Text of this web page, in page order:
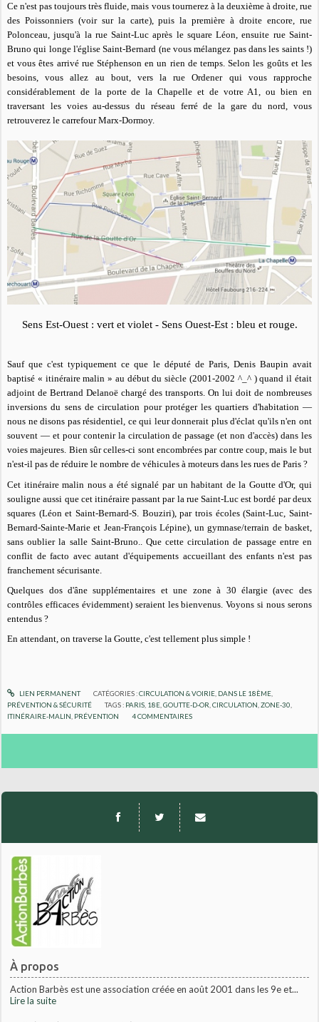
À propos
Action Barbès est une association créée en août 2001 dans les 9e et...
Lire la suite
Ce n'est pas toujours très fluide, mais vous tournerez à la deuxième à droite, rue
des Poissonniers (voir sur la carte), puis la première à droite encore, rue
Polonceau, jusqu'à la rue Saint-Luc après le square Léon, ensuite rue Saint-
Bruno qui longe l'église Saint-Bernard (ne vous mélangez pas dans les saints !)
et vous êtes arrivé rue Stéphenson en un rien de temps. Selon les goûts et les
besoins, vous allez au bout, vers la rue Ordener qui vous rapproche
considérablement de la porte de la Chapelle et de votre A1, ou bien en
traversant les voies au-dessus du réseau ferré de la gare du nord, vous
retrouverez le carrefour Marx-Dormoy.
Sens Est-Ouest : vert et violet - Sens Ouest-Est : bleu et rouge.
Sauf que c'est typiquement ce que le député de Paris, Denis Baupin avait
baptisé « itinéraire malin » au début du siècle (2001-2002 ^_^ ) quand il était
adjoint de Bertrand Delanoë chargé des transports. On lui doit de nombreuses
inversions du sens de circulation pour protéger les quartiers d'habitation —
nous ne disons pas résidentiel, ce qui leur donnerait plus d'éclat qu'ils n'en ont
souvent — et pour contenir la circulation de passage (et non d'accès) dans les
voies majeures. Bien sûr celles-ci sont encombrées par contre coup, mais le but
n'est-il pas de réduire le nombre de véhicules à moteurs dans les rues de Paris ?
Cet itinéraire malin nous a été signalé par un habitant de la Goutte d'Or, qui
souligne aussi que cet itinéraire passant par la rue Saint-Luc est bordé par deux
squares (Léon et Saint-Bernard-S. Bouziri), par trois écoles (Saint-Luc, Saint-
Bernard-Sainte-Marie et Jean-François Lépine), un gymnase/terrain de basket,
sans oublier la salle Saint-Bruno.. Que cette circulation de passage entre en
conflit de facto avec autant d'équipements accueillant des enfants n'est pas
franchement sécurisante.
Quelques dos d'âne supplémentaires et une zone à 30élargie(avec des
contrôles efficaces évidemment) seraient les bienvenus. Voyons si nous serons
entendus ?
En attendant, on traverse la Goutte, c'est tellement plus simple !
LIEN PERMANENT CATÉGORIES :CIRCULATION & VOIRIE, DANS LE 18ÈME,
PRÉVENTION & SÉCURITÉ
TAGS : PARIS 18E ,GOUTTE-D-OR ,CIRCULATION ,ZONE-30
ITINÉRAIRE-MALIN PRÉVENTION 4COMMENTAIRES